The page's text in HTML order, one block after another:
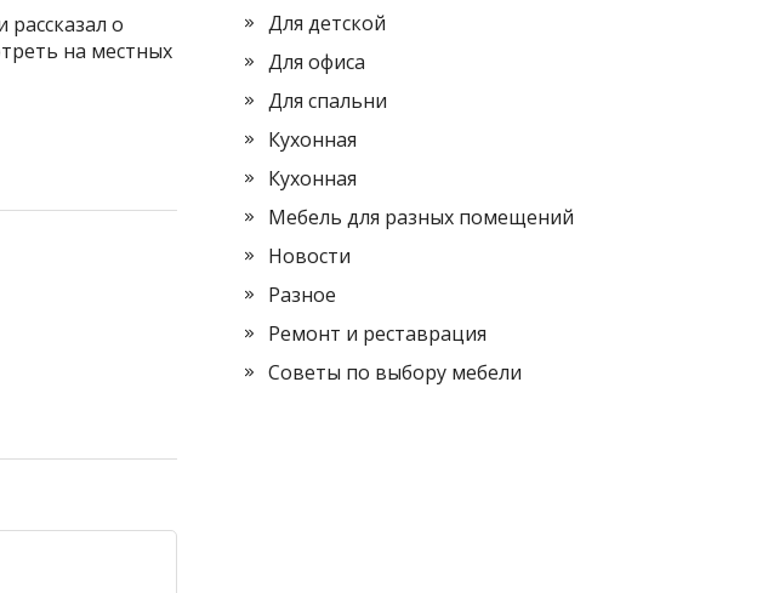
о
на местных
Для детской
Для офиса
Для спальни
Кухонная
Кухонная
Мебель для разных помещений
Новости
Разное
Ремонт и реставрация
Советы по выбору мебели